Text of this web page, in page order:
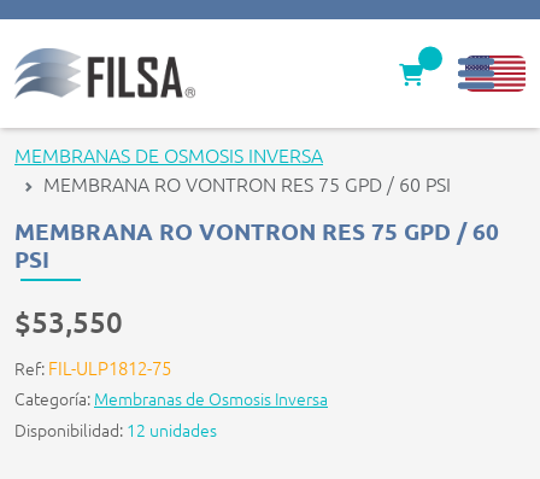
Inicio
Nuestras Soluciones
Productos
Contáctenos
gerencia@filsawater.com
MEMBRANAS DE OSMOSIS INVERSA
MEMBRANA RO VONTRON RES 75 GPD / 60 PSI
MEMBRANA RO VONTRON RES 75 GPD / 60
PSI
$53,550
Ref: FIL-ULP1812-75
Categoría: Membranas de Osmosis Inversa
Disponibilidad: 12 unidades